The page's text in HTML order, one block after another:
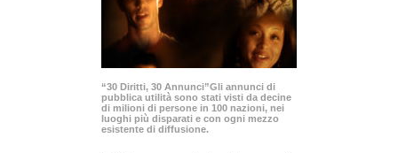
“30 Diritti, 30 Annunci”Gli annunci di
pubblica utilità sono stati visti da decine
di milioni di persone in 100 nazioni, nei
luoghi più disparati e con ogni mezzo
esistente di diffusione.